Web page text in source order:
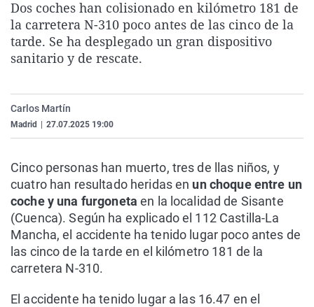
La rosa de los vientos
Gente viajera
Caso
Retornados
Extremadura
Galicia
Virales
Televisión
Dos coches han colisionado en kilómetro 181 de
la carretera N-310 poco antes de las cinco de la
tarde. Se ha desplegado un gran dispositivo
sanitario y de rescate.
Carlos Martín
Madrid 27.07.2025 19:00
Cinco personas han muerto, tres de llas niños, y
cuatro han resultado heridas en un choque entre un
coche y una furgonetaen la localidad de Sisante
(Cuenca). Según ha explicado el 112 Castilla-La
Mancha, el accidente ha tenido lugar poco antes de
las cinco de la tarde en el kilómetro 181 de la
carretera N-310.
El accidente ha tenido lugar a las 16.47 en el